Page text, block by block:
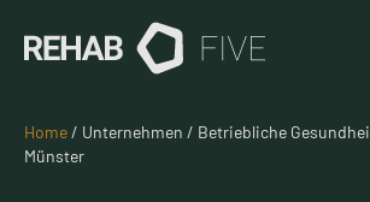
Home / Unternehmen / Betriebliche
Münster